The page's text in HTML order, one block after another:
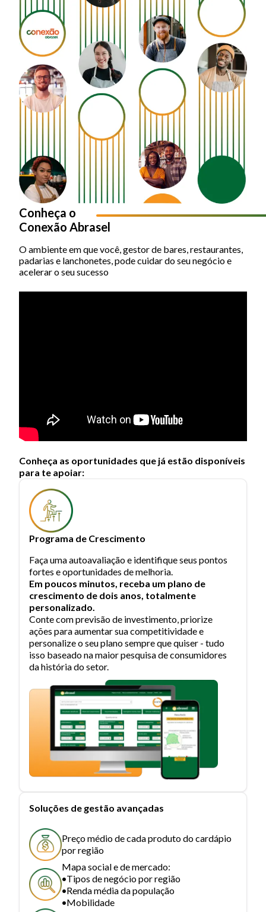
Conheça o
Conexão Abrasel
O ambiente em que você, gestor de bares, restaurantes,
padarias e lanchonetes, pode cuidar do seu negócio e
acelerar o seu sucesso
Conheça as oportunidades que já estão disponíveis
para te apoiar:
Programa de Crescimento
Faça uma autoavaliação e identifique seus pontos
fortes e oportunidades de melhoria.
Em poucos minutos, receba um plano de
crescimento de dois anos, totalmente
personalizado.
Conte com previsão de investimento, priorize
ações para aumentar sua competitividade e
personalize o seu plano sempre que quiser - tudo
isso baseado na maior pesquisa de consumidores
da história do setor.
Soluções de gestão avançadas
Preço médio de cada produto do cardápio
por região
Mapa social e de mercado:
Tipos de negócio por região
Renda média da população
Mobilidade